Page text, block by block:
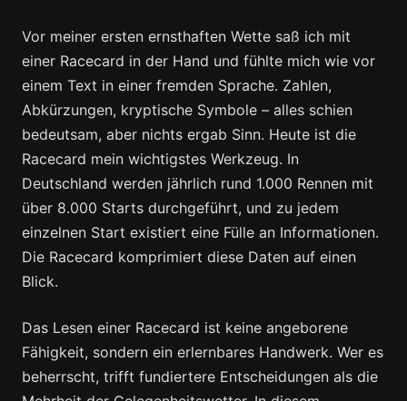
Vor meiner ersten ernsthaften Wette saß ich mit
einer Racecard in der Hand und fühlte mich wie vor
einem Text in einer fremden Sprache. Zahlen,
Abkürzungen, kryptische Symbole – alles schien
bedeutsam, aber nichts ergab Sinn. Heute ist die
Racecard mein wichtigstes Werkzeug. In
Deutschland werden jährlich rund 1.000 Rennen mit
über 8.000 Starts durchgeführt, und zu jedem
einzelnen Start existiert eine Fülle an Informationen.
Die Racecard komprimiert diese Daten auf einen
Blick.
Das Lesen einer Racecard ist keine angeborene
Fähigkeit, sondern ein erlernbares Handwerk. Wer es
beherrscht, trifft fundiertere Entscheidungen als die